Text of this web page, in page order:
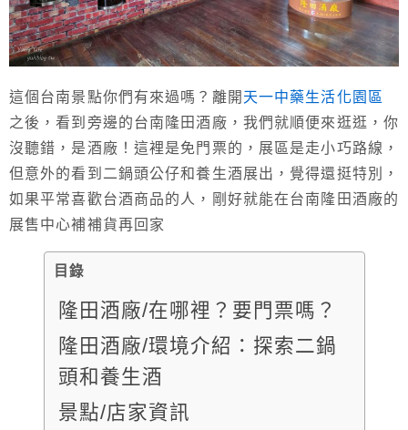
這個台南景點你們有來過嗎？離開 天一中藥生活化園區
之後，看到旁邊的台南隆田酒廠，我們就順便來逛逛，你
沒聽錯，是酒廠！這裡是免門票的，展區是走小巧路線，
但意外的看到二鍋頭公仔和養生酒展出，覺得還挺特別，
如果平常喜歡台酒商品的人，剛好就能在台南隆田酒廠的
展售中心補補貨再回家
目錄
隆田酒廠/在哪裡？要門票嗎？
隆田酒廠/環境介紹：探索二鍋
頭和養生酒
景點/店家資訊